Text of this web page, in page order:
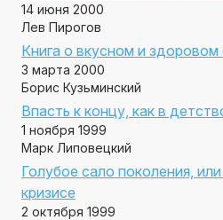
14 июня 2000
Лев Пирогов
Книга о вкусном и здоровом
3 марта 2000
Борис Кузьминский
Впасть к концу, как в
1 ноября 1999
Марк Липовецкий
Голубое сало поколения,
кризисе
2 октября 1999